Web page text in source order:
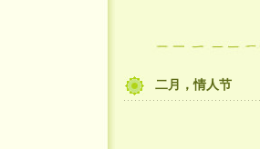
二月，情人节